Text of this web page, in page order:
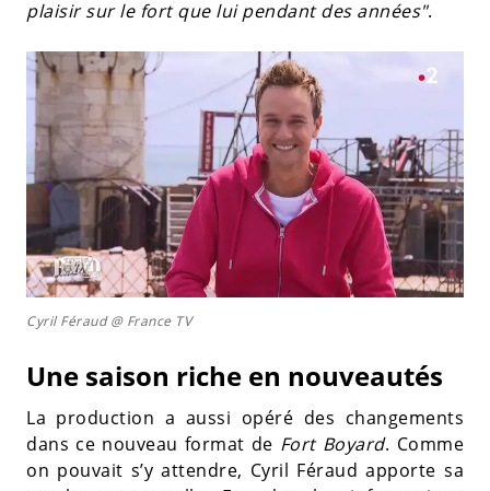
plaisir sur le fort que lui pendant des années".
Cyril Féraud @ France TV
Une saison riche en nouveautés
La production a aussi opéré des changements
dans ce nouveau format de Fort Boyard. Comme
on pouvait s’y attendre, Cyril Féraud apporte sa